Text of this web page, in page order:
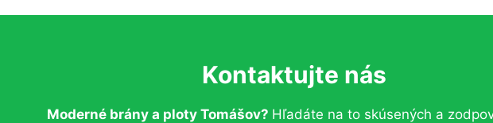
Kontaktujte nás
Moderné brány a ploty Tomášov? Hľadáte na to skúsených a